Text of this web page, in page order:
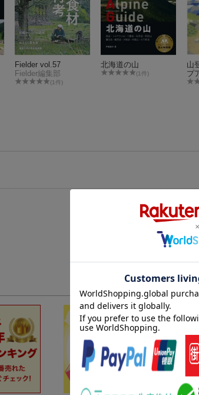
Fielder vol.57
Fielder編集部
(1件)
北海道の山
(1件)
山
プ